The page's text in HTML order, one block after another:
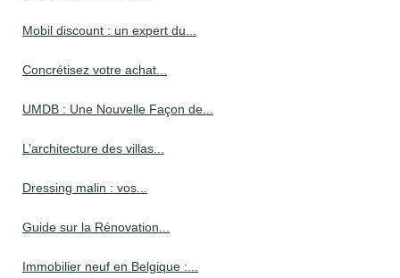
Mobil discount : un expert du...
Concrétisez votre achat...
UMDB : Une Nouvelle Façon de...
L’architecture des villas...
Dressing malin : vos...
Guide sur la Rénovation...
Immobilier neuf en Belgique :...